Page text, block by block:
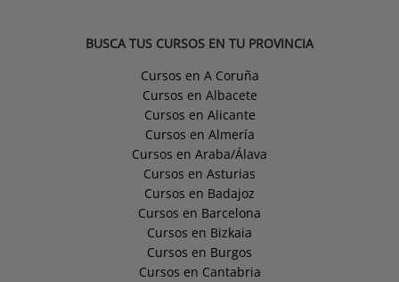
BUSCA TUS CURSOS EN TU PROVINCIA
Cursos en A Coruña
Cursos en Albacete
Cursos en Alicante
Cursos en Almería
Cursos en Araba/Álava
Cursos en Asturias
Cursos en Badajoz
Cursos en Barcelona
Cursos en Bizkaia
Cursos en Burgos
Cursos en Cantabria